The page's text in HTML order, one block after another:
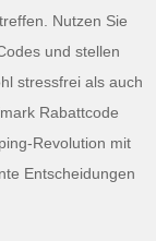
Nutzen Sie
und stellen
stressfrei als auch
Rabattcode
Revolution mit
Entscheidungen